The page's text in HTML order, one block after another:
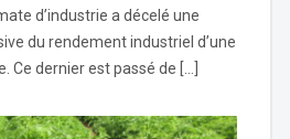
d’industrie a décelé une
du rendement industriel d’une
Ce dernier est passé de […]